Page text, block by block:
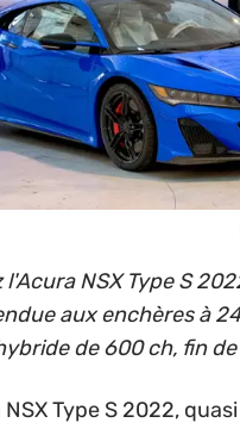
NSX Type S
aux enchères à
de 600 ch, fin
Type S 2022,